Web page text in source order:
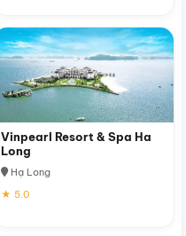
Vinpearl Resort & Spa Ha
Long
Hạ Long
★ 5.0